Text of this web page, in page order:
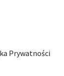
Prywatności